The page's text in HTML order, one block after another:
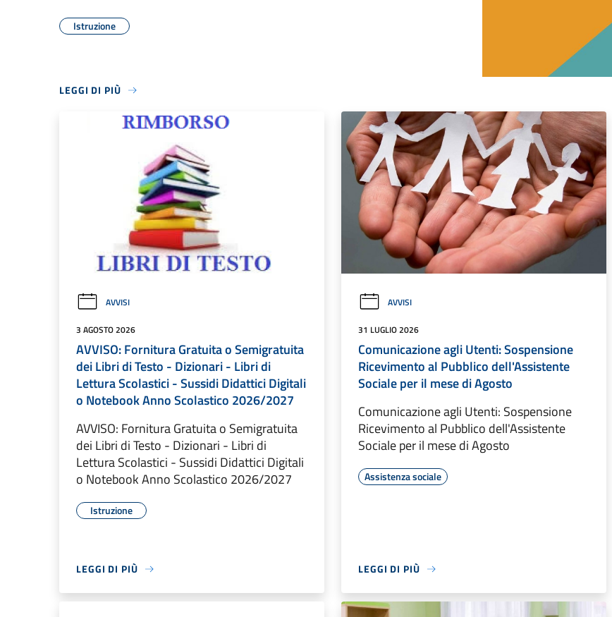
Istruzione
LEGGI DI PIÙ
AVVISI
3 AGOSTO 2026
AVVISO: Fornitura Gratuita o Semigratuita
dei Libri di Testo - Dizionari - Libri di
Lettura Scolastici - Sussidi Didattici Digitali
o Notebook Anno Scolastico 2026/2027
AVVISO: Fornitura Gratuita o Semigratuita
dei Libri di Testo - Dizionari - Libri di
Lettura Scolastici - Sussidi Didattici Digitali
o Notebook Anno Scolastico 2026/2027
Istruzione
LEGGI DI PIÙ
AVVISI
31 LUGLIO 2026
Comunicazione agli Utenti: Sospensione
Ricevimento al Pubblico dell'Assistente
Sociale per il mese di Agosto
Comunicazione agli Utenti: Sospensione
Ricevimento al Pubblico dell'Assistente
Sociale per il mese di Agosto
Assistenza sociale
LEGGI DI PIÙ